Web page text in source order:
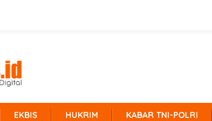
EKBIS HUKRIM KABAR TNI-POLRI